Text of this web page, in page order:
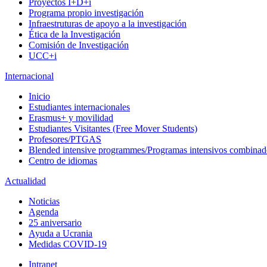
Proyectos I+D+i
Programa propio investigación
Infraestruturas de apoyo a la investigación
Ética de la Investigación
Comisión de Investigación
UCC+i
Internacional
Inicio
Estudiantes internacionales
Erasmus+ y movilidad
Estudiantes Visitantes (Free Mover Students)
Profesores/PTGAS
Blended intensive programmes/Programas intensivos
Centro de idiomas
Actualidad
Noticias
Agenda
25 aniversario
Ayuda a Ucrania
Medidas COVID-19
Intranet